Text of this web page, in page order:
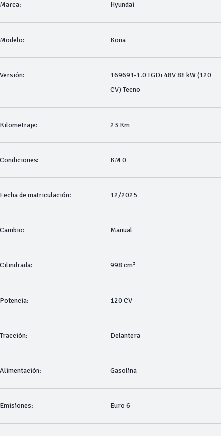
Marca: Hyundai
Modelo: Kona
Versión:
169691-1.0 TGDi 48V 88 kW (120
CV) Tecno
Kilometraje: 23 Km
Condiciones: KM 0
Fecha de matriculación: 12/2025
Cambio: Manual
Cilindrada: 998 cm³
Potencia: 120 CV
Tracción: Delantera
Alimentación: Gasolina
Emisiones: Euro 6